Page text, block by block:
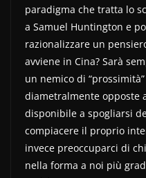
paradigma che tratta lo
a Samuel Huntington e
razionalizzare un
avviene in Cina? Sarà
un nemico di
diametralmente opposte
disponibile a spogliarsi
compiacere il proprio
invece preoccuparci di
nella forma a noi più